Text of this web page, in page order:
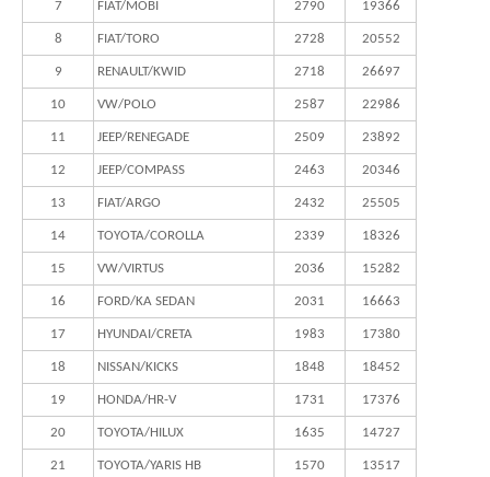
7 FIAT/MOBI 2790 19366
8 FIAT/TORO 2728 20552
9 RENAULT/KWID 2718 26697
10 VW/POLO 2587 22986
11 JEEP/RENEGADE 2509 23892
12 JEEP/COMPASS 2463 20346
13 FIAT/ARGO 2432 25505
14 TOYOTA/COROLLA 2339 18326
15 VW/VIRTUS 2036 15282
16 FORD/KA SEDAN 2031 16663
17 HYUNDAI/CRETA 1983 17380
18 NISSAN/KICKS 1848 18452
19 HONDA/HR-V 1731 17376
20 TOYOTA/HILUX 1635 14727
21 TOYOTA/YARIS HB 1570 13517